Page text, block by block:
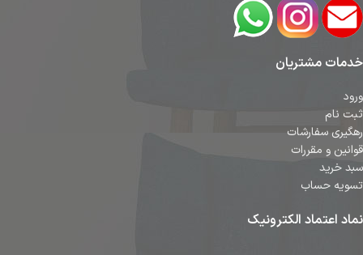
خدمات مشتریان
ورود
ثبت نام
رهگیری سفارشات
قوانین و مقررات
سبد خرید
تسویه حساب
نماد اعتماد الکترونیک